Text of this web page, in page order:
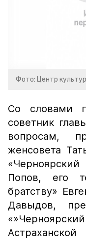
Фото: Центр
Со словами
советник
вопросам,
женсовета
Попов, его
братству»
Давыдов,